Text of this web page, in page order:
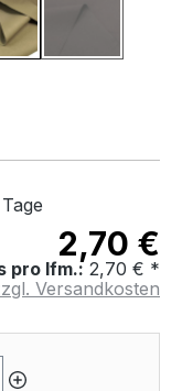
Erd Braun
2,70 €
pro lfm.: 2,70 € *
Versandkosten